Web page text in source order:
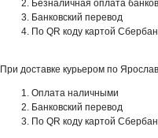
Безналичная оплата
Банковский перевод
По QR коду картой
При доставке курьером по
Оплата наличными
Банковский перевод
По QR коду картой